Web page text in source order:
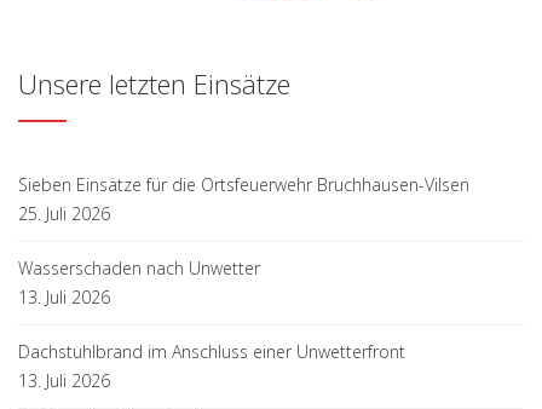
Unsere letzten Einsätze
Sieben Einsätze für die Ortsfeuerwehr Bruchhausen-Vilsen
25. Juli 2026
Wasserschaden nach Unwetter
13. Juli 2026
Dachstuhlbrand im Anschluss einer Unwetterfront
13. Juli 2026